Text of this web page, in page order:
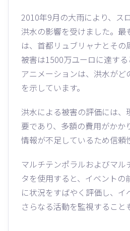
2010年9月の大雨により、ス
洪水の影響を受けました。最
は、首都リュブリャナとその
被害は1500万ユーロに達する
アニメーションは、洪水がど
を示しています。
洪水による被害の評価には、
要であり、多額の費用がかか
情報が不足しているため信頼
マルチテンポラルおよびマル
タを使用すると、イベントの
に状況をすばやく評価し、イ
さらなる活動を監視すること